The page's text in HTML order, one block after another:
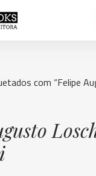
com “Felipe